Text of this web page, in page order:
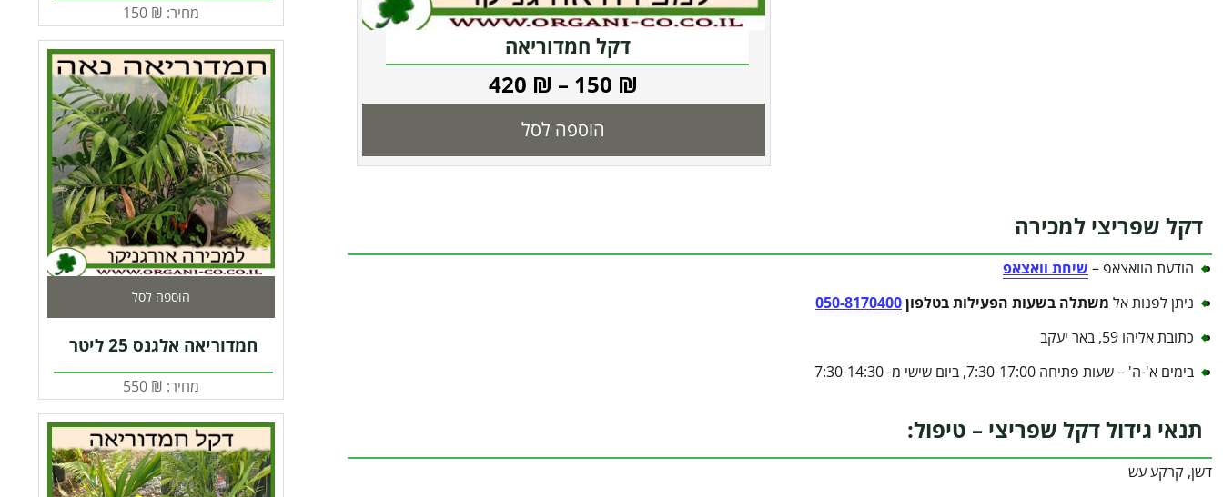
דקל חמדוריאה
150 ₪
–
420 ₪
הוספה לסל
דקל שפריצי למכירה
הודעת הוואצאפ – שיחת וואצאפ
ניתן לפנות אל משתלה בשעות הפעילות בטלפון050-8170400
כתובת אליהו 59, באר יעקב
בימים א'-ה' – שעות פתיחה 7:30-17:00, ביום שישי מ- 7:30-14:30
תנאי גידול דקל שפריצי – טיפול:
דשן, קרקע עש
מחיר: ₪
הוספה לסל
חמדוריאה אלגנס 25 ליטר
מחיר: ₪